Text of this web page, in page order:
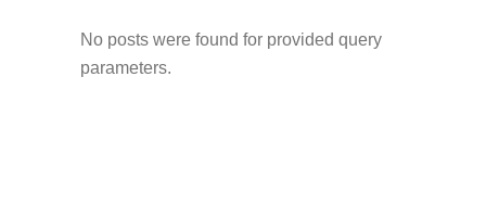
No posts were found for provided query
parameters.